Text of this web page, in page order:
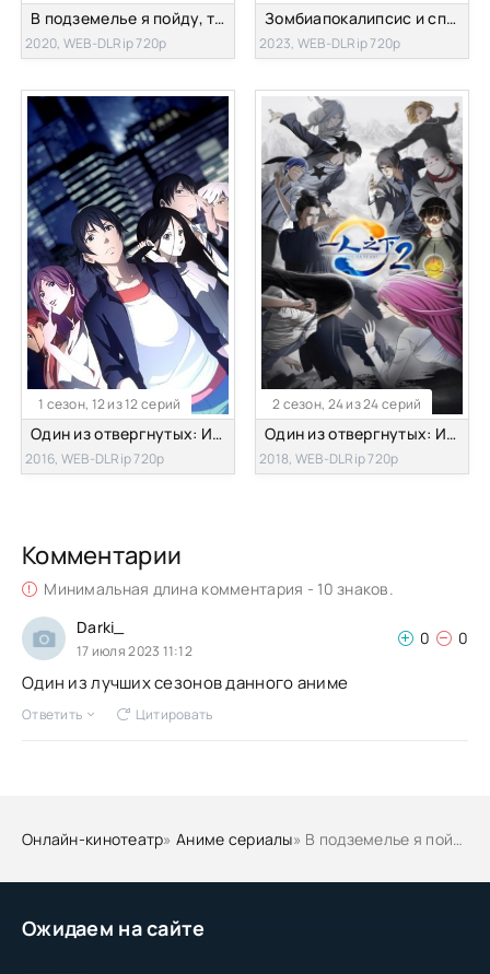
Ожидаем на сайте
В подземелье я пойду, там красавицу найду! [ТВ-3]
2020, WEB-DLRip 720p
Зомбиапокалипсис и список из 100 дел, что я выполню перед смертью
2023, WEB-DLRip 720p
1 сезон, 12 из 12 серий
Один из отвергнутых: Изгой [ТВ-1]
2016, WEB-DLRip 720p
2 сезон, 24 из 24 серий
Один из отвергнутых: Изгой [ТВ-2]
2018, WEB-DLRip 720p
Комментарии
Минимальная длина комментария - 10 знаков.
Darki_
17 июля 2023 11:12
0 0
Один из лучших сезонов данного аниме
Ответить Цитировать
Онлайн-кинотеатр»Аниме сериалы» В подземелье я пойду, там красавицу найду! 4 (часть 2)